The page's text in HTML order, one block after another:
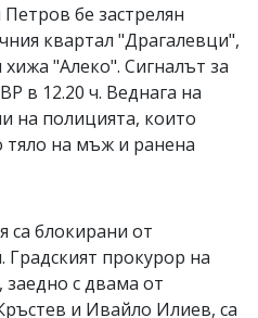
бе застрелян
квартал "Драгалевци",
"Алеко". Сигналът за
в 12.20 ч. Веднага на
на полицията, които
тяло на мъж и ранена
са блокирани от
прокурор на
с двама от
и Ивайло Илиев, са